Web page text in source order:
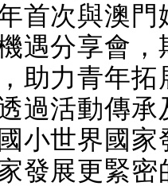
首次與澳門
遇分享會，
助力青年拓
過活動傳承
小世界國家
發展更緊密